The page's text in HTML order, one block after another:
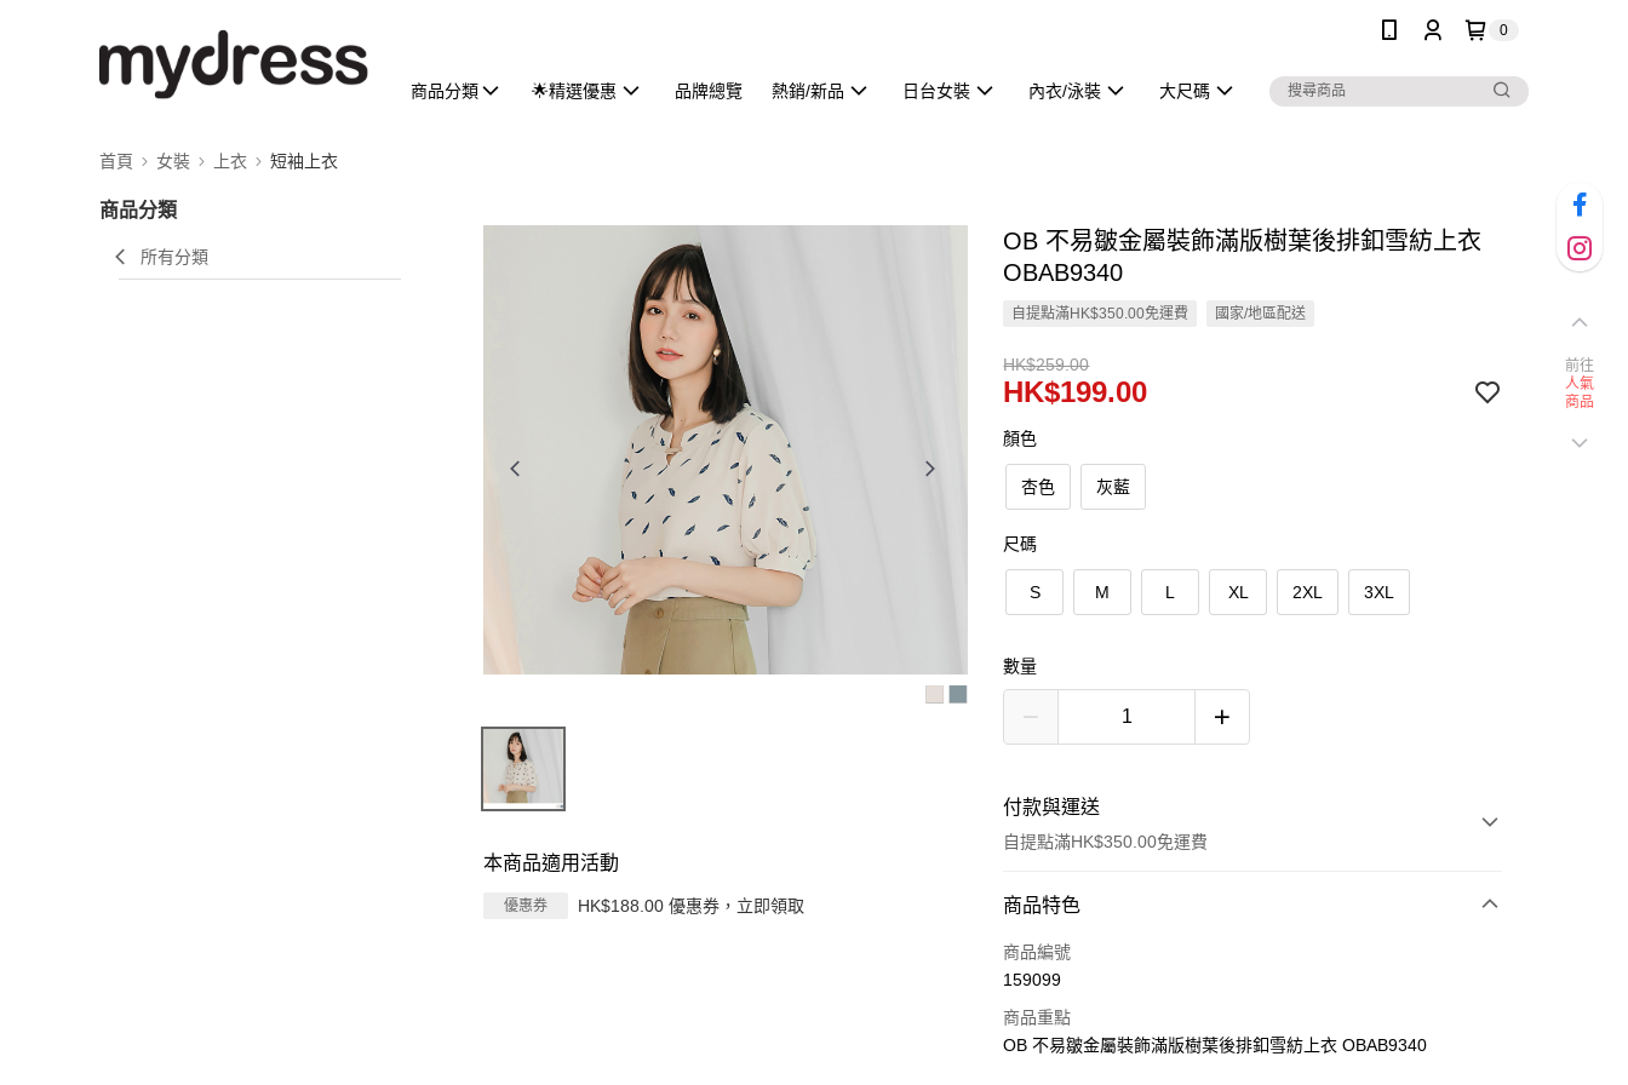
0
商品分類 🌟精選優惠 品牌總覽 熱銷/新品 日台女裝 內衣/泳裝 大尺碼
首頁 女裝 上衣 短袖上衣
商品分類
所有分類
本商品適用活動
優惠券 HK$188.00 優惠券，立即領取
OB 不易皺金屬裝飾滿版樹葉後排釦雪紡上衣
OBAB9340
自提點滿HK$350.00免運費 國家/地區配送
HK$259.00
HK$199.00
顏色
杏色 灰藍
尺碼
S M L XL 2XL 3XL
數量
付款與運送
自提點滿HK$350.00免運費
付款方式
信用卡
AlipayHK
商品特色
商品編號
159099
商品重點
OB 不易皺金屬裝飾滿版樹葉後排釦雪紡上衣 OBAB9340
前往
人氣
商品